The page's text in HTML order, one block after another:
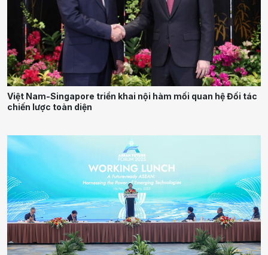
Việt Nam-Singapore triển khai nội hàm mối quan hệ Đối tác
chiến lược toàn diện